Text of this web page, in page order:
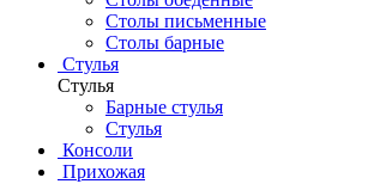
Столы письменные
Столы барные
Стулья
Стулья
Барные стулья
Стулья
Консоли
Прихожая